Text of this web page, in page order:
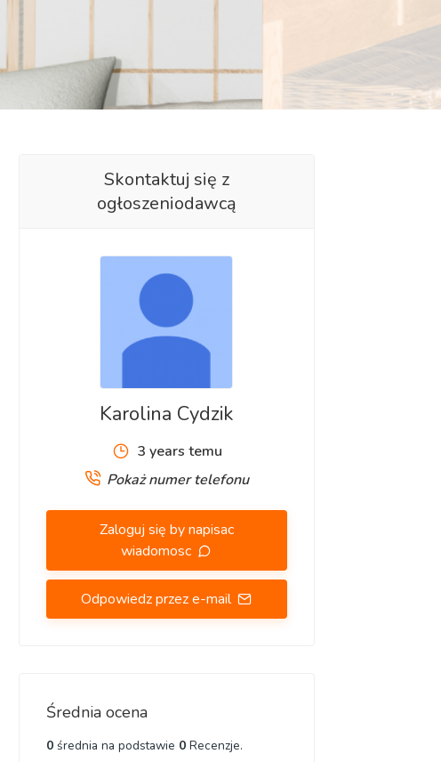
Skontaktuj się z
ogłoszeniodawcą
Karolina Cydzik
3 years temu
Pokaż numer telefonu
Zaloguj się by napisac
wiadomosc
Odpowiedz przez e-mail
Średnia ocena
0średnia na podstawie 0Recenzje.